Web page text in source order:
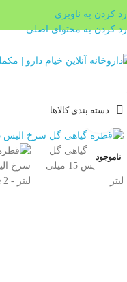
رد کردن به ناوبری
رد کردن به محتوای اصلی
دسته بندی کالاها
ناموجود
بزرگنمایی تصویر